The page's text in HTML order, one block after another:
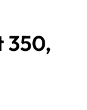
350,